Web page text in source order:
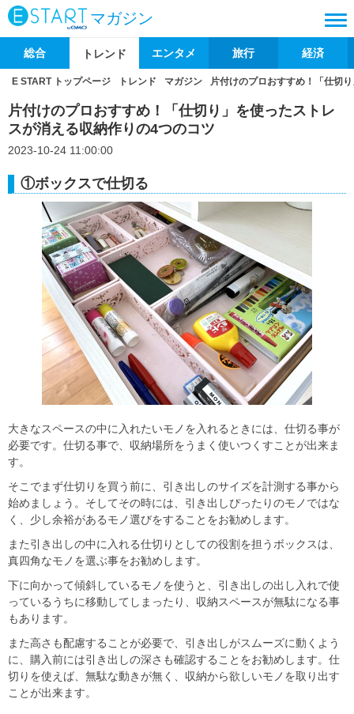
マガジン
総合 トレンド エンタメ 旅行 経済
E START トップページ トレンド マガジン 片付けのプロおすすめ！「仕切
片付けのプロおすすめ！「仕切り」を使ったストレ
スが消える収納作りの4つのコツ
2023-10-24 11:00:00
①ボックスで仕切る
大きなスペースの中に入れたいモノを入れるときには、仕切る事が
必要です。仕切る事で、収納場所をうまく使いつくすことが出来ま
す。
そこでまず仕切りを買う前に、引き出しのサイズを計測する事から
始めましょう。そしてその時には、引き出しぴったりのモノではな
く、少し余裕があるモノ選びをすることをお勧めします。
また引き出しの中に入れる仕切りとしての役割を担うボックスは、
真四角なモノを選ぶ事をお勧めします。
下に向かって傾斜しているモノを使うと、引き出しの出し入れで使
っているうちに移動してしまったり、収納スペースが無駄になる事
もあります。
また高さも配慮することが必要で、引き出しがスムーズに動くよう
に、購入前には引き出しの深さも確認することをお勧めします。仕
切りを使えば、無駄な動きが無く、収納から欲しいモノを取り出す
ことが出来ます。